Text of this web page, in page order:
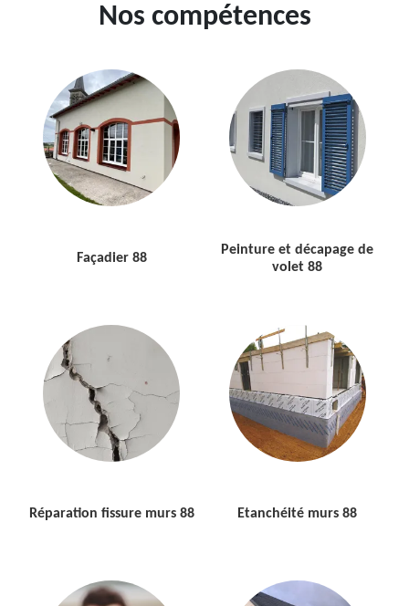
Nos compétences
Façadier 88
Peinture et décapage de
volet 88
Réparation fissure murs 88 Etanchéité murs 88